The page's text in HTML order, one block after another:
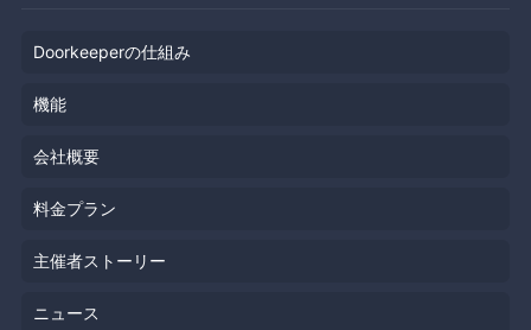
Doorkeeperの仕組み
機能
会社概要
料金プラン
主催者ストーリー
ニュース